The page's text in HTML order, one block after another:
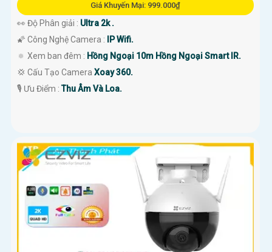
Giá Khuyến Mại: 999.000₫
👀 Độ Phân giải : Ultra 2k .
🌠 Công Nghệ Camera :
IP Wifi.
🔅 Xem ban đêm : Hồng Ngoại 10m Hồng Ngoại Smart IR.
💢 Cấu Tạo Camera Xoay 360.
️🎙 Ưu Điểm :Thu Âm Và Loa.